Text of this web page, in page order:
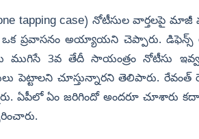
tapping case) నోటీసుల వార్తలపై మాజీ
ఒక ప్రవాసనం అయ్యాయని చెప్పారు.
ముగిసే 3వ తేదీ సాయంత్రం నోటీసు
పెట్టాలని చూస్తున్నారని తెలిపారు.
ఏపీలో ఏం జరిగిందో అందరూ చూశారు